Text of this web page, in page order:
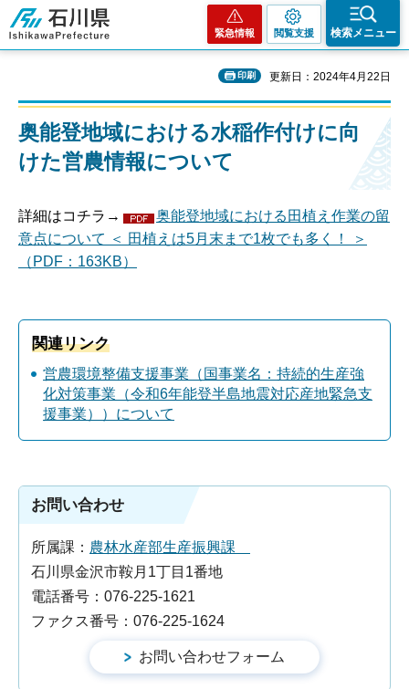
石川県
緊急情報 閲覧支援 検索メニュー
印刷 更新日：2024年4月22日
奥能登地域における水稲作付けに向
けた営農情報について
詳細はコチラ→
奥能登地域における田植え作業の留
意点について ＜ 田植えは5月末まで1枚でも多く！ ＞
（PDF：163KB）
関連リンク
営農環境整備支援事業（国事業名：持続的生産強
化対策事業（令和6年能登半島地震対応産地緊急支
援事業））について
お問い合わせ
所属課： 農林水産部生産振興課
石川県金沢市鞍月1丁目1番地
電話番号：076-225-1621
ファクス番号：076-225-1624